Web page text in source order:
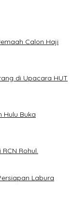
Calon Haji
di Upacara HUT
Hulu Buka
Rohul.
Labura